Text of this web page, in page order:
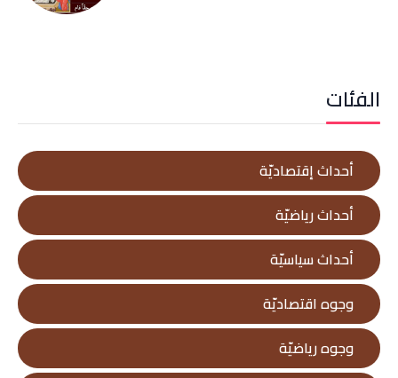
الفئات
أحداث إقتصاديّة
أحداث رياضيّة
أحداث سياسيّة
وجوه اقتصاديّة
وجوه رياضيّة